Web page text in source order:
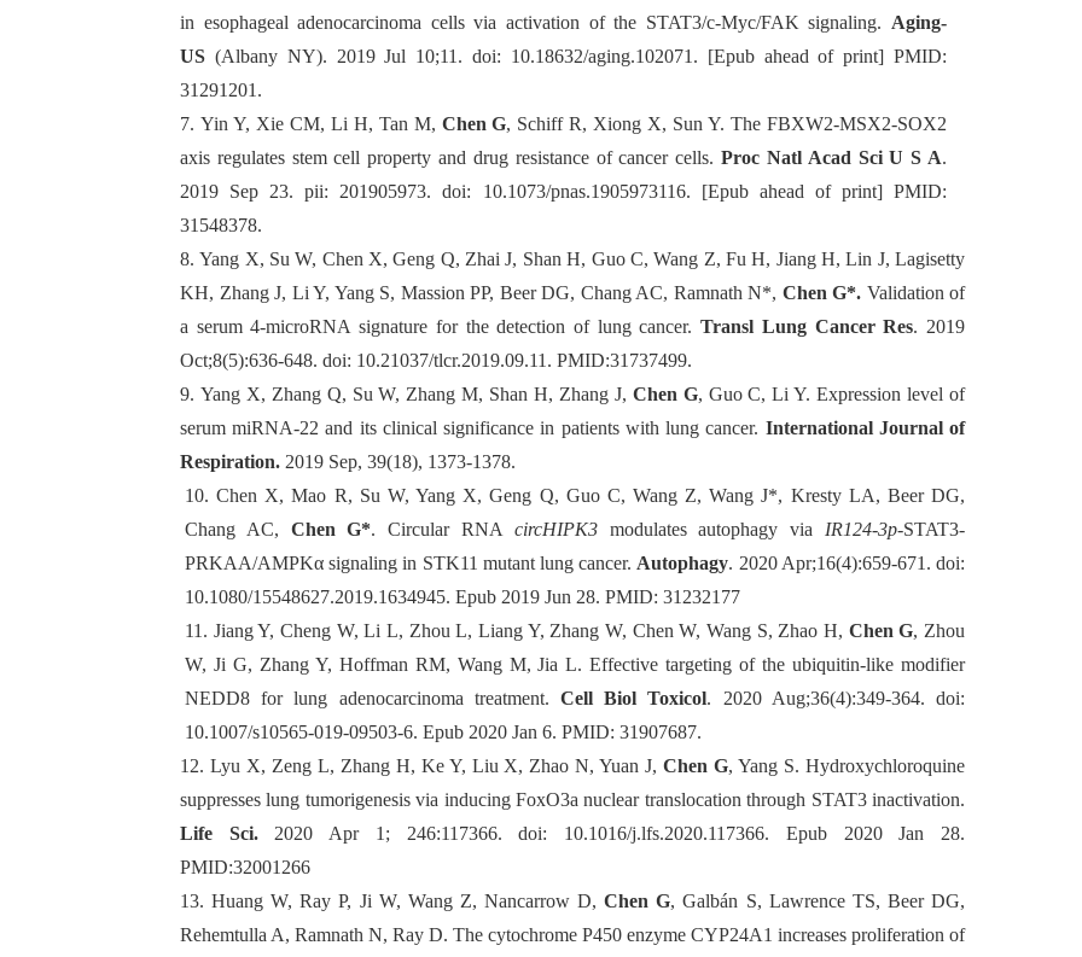
in esophageal adenocarcinoma cells via activation of the STAT3/c-Myc/FAK signaling. Aging-
US (Albany NY). 2019 Jul 10;11. doi: 10.18632/aging.102071. [Epub ahead of print] PMID:
31291201.
7. Yin Y, Xie CM, Li H, Tan M, Chen G, Schiff R, Xiong X, Sun Y. The FBXW2-MSX2-SOX2
axis regulates stem cell property and drug resistance of cancer cells.Proc Natl Acad Sci U S A.
2019 Sep 23. pii: 201905973. doi: 10.1073/pnas.1905973116. [Epub ahead of print] PMID:
31548378.
8.Yang X, Su W, Chen X, Geng Q, Zhai J, Shan H, Guo C, Wang Z, Fu H, Jiang H, Lin J, Lagisetty
KH, Zhang J, Li Y, Yang S, Massion PP, Beer DG, Chang AC, Ramnath N*, Chen G*. Validation of
a serum 4-microRNA signature for the detection of lung cancer.Transl Lung Cancer Res. 2019
Oct;8(5):636-648. doi: 10.21037/tlcr.2019.09.11. PMID:31737499.
9. Yang X, Zhang Q, Su W, Zhang M, Shan H, Zhang J, Chen G, Guo C, Li Y. Expression level of
serum miRNA-22 and its clinical significance in patients with lung cancer. International Journal of
Respiration. 2019 Sep, 39(18), 1373-1378.
10.Chen X, Mao R, Su W, Yang X, Geng Q, Guo C, Wang Z, Wang J*, Kresty LA, Beer DG,
Chang AC, Chen G*. Circular RNA circHIPK3modulates autophagy via IR124-3p-STAT3-
PRKAA/AMPKα signaling in STK11 mutant lung cancer. Autophagy. 2020 Apr;16(4):659-671. doi:
10.1080/15548627.2019.1634945. Epub 2019 Jun 28. PMID: 31232177
11. Jiang Y, Cheng W, Li L, Zhou L, Liang Y, Zhang W, Chen W, Wang S, Zhao H, Chen G, Zhou
W, Ji G, Zhang Y, Hoffman RM, Wang M, Jia L.Effective targeting of the ubiquitin-like modifier
NEDD8 for lung adenocarcinoma treatment. Cell Biol Toxicol. 2020 Aug;36(4):349-364. doi:
10.1007/s10565-019-09503-6. Epub 2020 Jan 6. PMID: 31907687.
12. Lyu X, Zeng L, Zhang H, Ke Y, Liu X, Zhao N, Yuan J, Chen G, Yang S.Hydroxychloroquine
suppresses lung tumorigenesis via inducing FoxO3a nuclear translocation through STAT3 inactivation.
Life Sci.2020 Apr 1; 246:117366. doi: 10.1016/j.lfs.2020.117366. Epub 2020 Jan 28.
PMID:32001266
13.Huang W, Ray P, Ji W, Wang Z, Nancarrow D, Chen G, Galbán S, Lawrence TS, Beer DG,
Rehemtulla A, Ramnath N, Ray D. The cytochrome P450 enzyme CYP24A1 increases proliferation of